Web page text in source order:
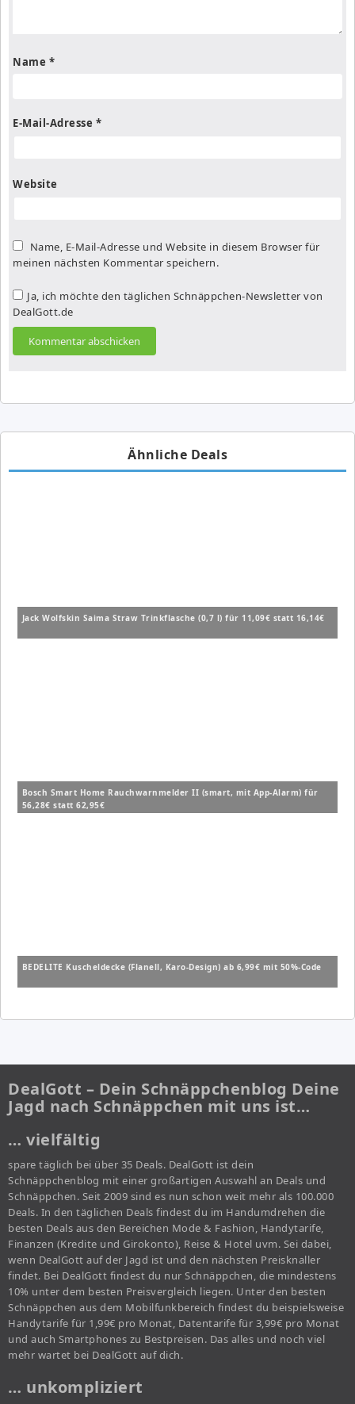
Name *
E-Mail-Adresse *
Website
Name, E-Mail-Adresse und Website in diesem Browser für
meinen nächsten Kommentar speichern.
Ja, ich möchte den täglichen Schnäppchen-Newsletter von
DealGott.de
Ähnliche Deals
Jack Wolfskin Saima Straw Trinkflasche (0,7 l) für 11,09€ statt 16,14€
Bosch Smart Home Rauchwarnmelder II (smart, mit App-Alarm) für
56,28€ statt 62,95€
BEDELITE Kuscheldecke (Flanell, Karo-Design) ab 6,99€ mit 50%-Code
DealGott – Dein Schnäppchenblog Deine
Jagd nach Schnäppchen mit uns ist…
… vielfältig
spare täglich bei über 35 Deals. DealGott ist dein
Schnäppchenblog mit einer großartigen Auswahl an Deals und
Schnäppchen. Seit 2009 sind es nun schon weit mehr als 100.000
Deals. In den täglichen Deals findest du im Handumdrehen die
besten Deals aus den Bereichen Mode & Fashion, Handytarife,
Finanzen (Kredite und Girokonto), Reise & Hotel uvm. Sei dabei,
wenn DealGott auf der Jagd ist und den nächsten Preisknaller
findet. Bei DealGott findest du nur Schnäppchen, die mindestens
10% unter dem besten Preisvergleich liegen. Unter den besten
Schnäppchen aus dem Mobilfunkbereich findest du beispielsweise
Handytarife für 1,99€ pro Monat, Datentarife für 3,99€ pro Monat
und auch Smartphones zu Bestpreisen. Das alles und noch viel
mehr wartet bei DealGott auf dich.
… unkompliziert